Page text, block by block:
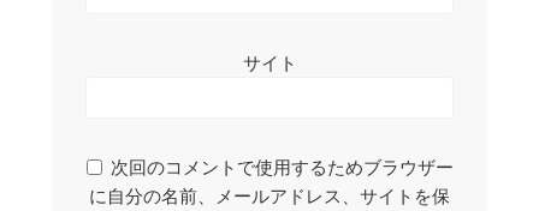
サイト
次回のコメントで使用するためブラウザー
に自分の名前、メールアドレス、サイトを保